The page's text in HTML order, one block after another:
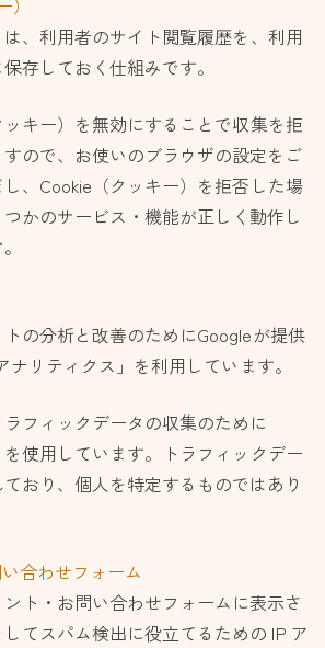
、利用者のサイト閲覧履歴を、利用
存しておく仕組みです。
キー）を無効にすることで収集を拒
ので、お使いのブラウザの設定をご
、Cookie（クッキー）を拒否した場
かのサービス・機能が正しく動作し
の分析と改善のためにGoogleが提供
ナリティクス」を利用しています。
フィックデータの収集のために
使用しています。トラフィックデー
おり、個人を特定するものではあり
合わせフォーム
ト・お問い合わせフォームに表示さ
てスパム検出に役立てるための IP ア